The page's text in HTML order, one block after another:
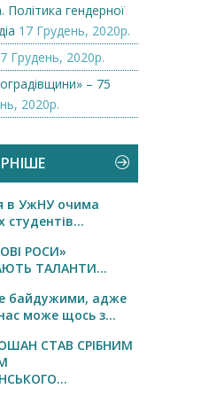
Політика гендерної
17 Грудень, 2020р.
Грудень, 2020р.
– 75
2020р.
в УжНУ очима
студентів...
РОСИ»
ТАЛАНТИ...
байдужими, адже
може щось з...
СТАВ СРІБНИМ